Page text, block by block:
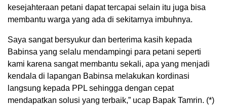
kesejahteraan petani dapat tercapai selain itu juga bisa
membantu warga yang ada di sekitarnya imbuhnya.
Saya sangat bersyukur dan berterima kasih kepada
Babinsa yang selalu mendampingi para petani seperti
kami karena sangat membantu sekali, apa yang menjadi
kendala di lapangan Babinsa melakukan kordinasi
langsung kepada PPL sehingga dengan cepat
mendapatkan solusi yang terbaik,” ucap Bapak Tamrin. (*)